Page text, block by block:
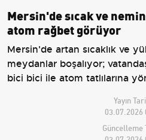
Mersin'de sıcak ve
atom rağbet görüyor
Mersin'de artan sıcaklık ve
meydanlar boşalıyor;
bici bici ile atom tatlılarına
Yayın
03.07.2026
Güncelleme